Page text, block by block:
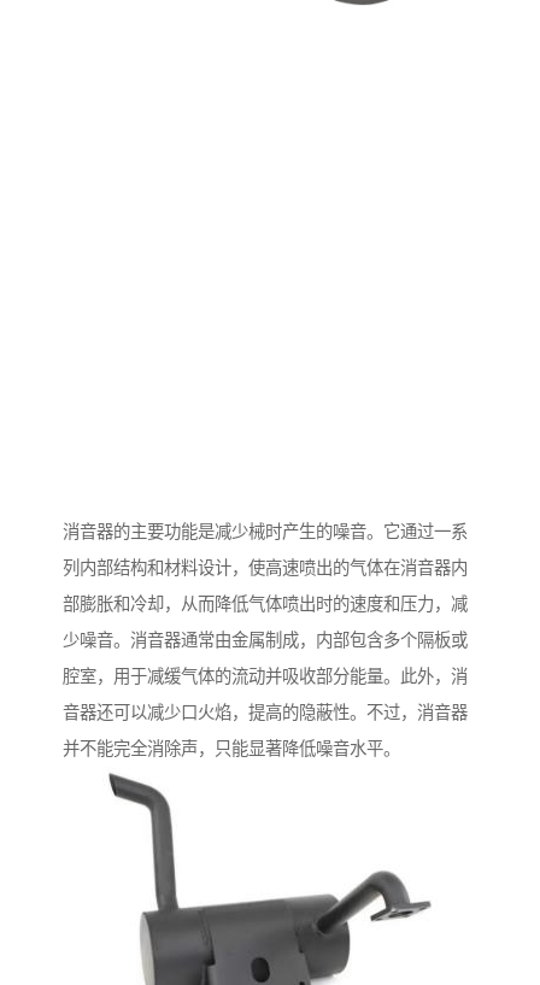
消音器的主要功能是减少械时产生的噪音。它通过一系
列内部结构和材料设计，使高速喷出的气体在消音器内
部膨胀和冷却，从而降低气体喷出时的速度和压力，减
少噪音。消音器通常由金属制成，内部包含多个隔板或
腔室，用于减缓气体的流动并吸收部分能量。此外，消
音器还可以减少口火焰，提高的隐蔽性。不过，消音器
并不能完全消除声，只能显著降低噪音水平。